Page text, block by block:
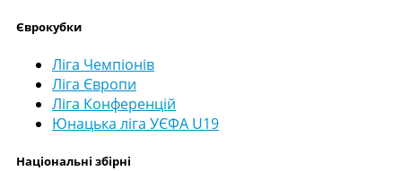
Єврокубки
Ліга Чемпіонів
Ліга Європи
Ліга Конференцій
Юнацька ліга УЄФА U19
Національні збірні